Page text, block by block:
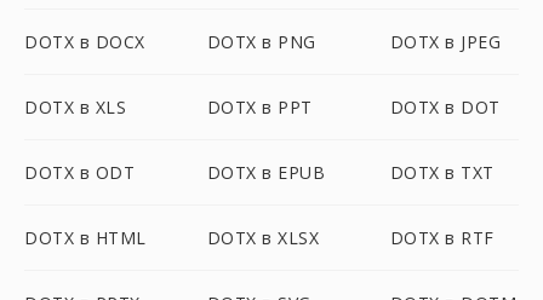
DOTX в DOCX DOTX в PNG DOTX в JPEG
DOTX в XLS DOTX в PPT DOTX в DOT
DOTX в ODT DOTX в EPUB DOTX в TXT
DOTX в HTML DOTX в XLSX DOTX в RTF